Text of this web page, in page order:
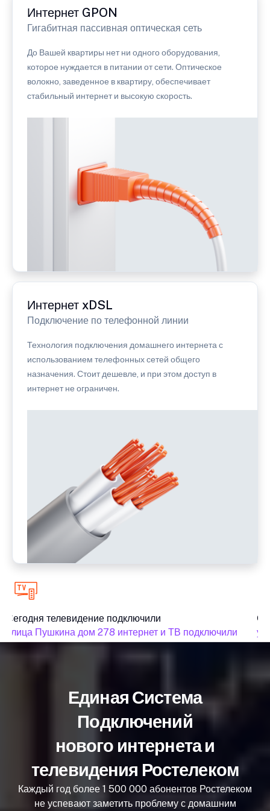
Интернет GPON
Гигабитная пассивная оптическая сеть
До Вашей квартиры нет ни одного оборудования,
которое нуждается в питании от сети. Оптическое
волокно, заведенное в квартиру, обеспечивает
стабильный интернет и высокую скорость.
Интернет xDSL
Подключение по телефонной линии
Технология подключения домашнего интернета с
использованием телефонных сетей общего
назначения. Стоит дешевле, и при этом доступ в
интернет не ограничен.
Сегодня телевидение подключили
улица Пушкина дом 278 интернет и ТВ подключили
Единая Система
Подключений
нового интернета и
телевидения Ростелеком
Каждый год более 1 500 000 абонентов Ростелеком
не успевают заметить проблему с домашним